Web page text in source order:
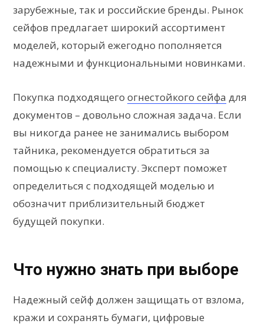
зарубежные, так и российские бренды. Рынок
сейфов предлагает широкий ассортимент
моделей, который ежегодно пополняется
надежными и функциональными новинками.
Покупка подходящего огнестойкого сейфа для
документов – довольно сложная задача. Если
вы никогда ранее не занимались выбором
тайника, рекомендуется обратиться за
помощью к специалисту. Эксперт поможет
определиться с подходящей моделью и
обозначит приблизительный бюджет
будущей покупки.
Что нужно знать при выборе
Надежный сейф должен защищать от взлома,
кражи и сохранять бумаги, цифровые